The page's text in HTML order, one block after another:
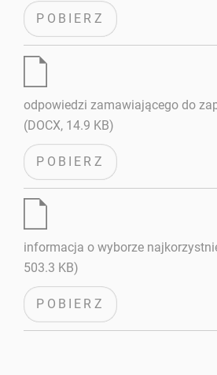
POBIERZ
odpowiedzi zamawiającego do
(DOCX, 14.9 KB)
POBIERZ
informacja o wyborze
503.3 KB)
POBIERZ